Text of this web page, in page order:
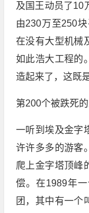
及国王动员了10
由230万至250
在没有大型机械
如此浩大工程的
造起来了，这既
第200个被跌死
一听到埃及金字
许许多多的游客
爬上金字塔顶峰
偿。在1989年
团，其中有一个